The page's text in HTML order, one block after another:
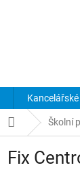
Domů Školní
Fix